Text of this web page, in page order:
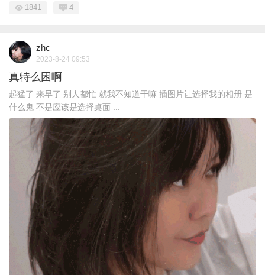
1841 4
zhc
2023-8-24 09:53
真特么困啊
起猛了 来早了 别人都忙 就我不知道干嘛 插图片让选择我的相册 是
什么鬼 不是应该是选择桌面 ...